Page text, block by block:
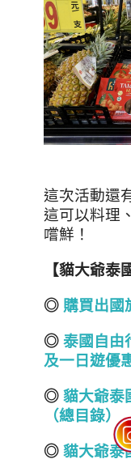
這次活動還
這可以料理
嚐鮮！
【貓大爺泰
◎ 購買出國
◎ 泰國自由
及一日遊優
◎ 貓大爺泰
（總目錄）
◎ 貓大爺泰